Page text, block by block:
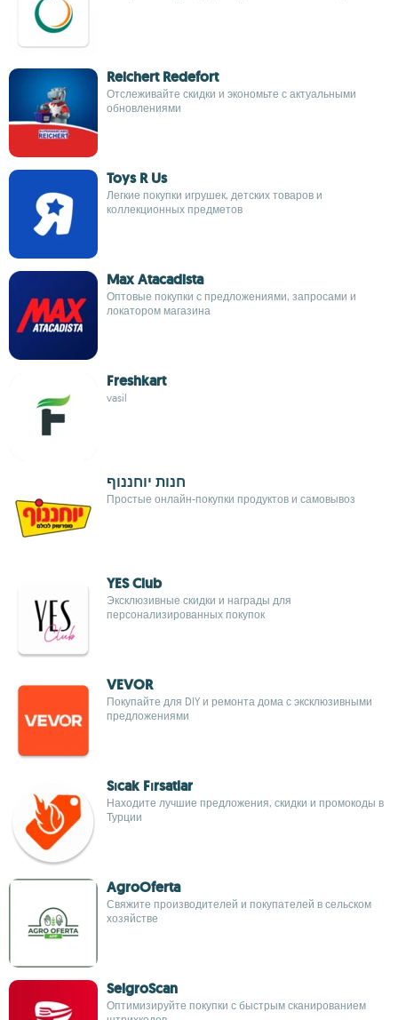
Reichert Redefort
Отслеживайте скидки и экономьте с актуальными
обновлениями
Toys R Us
Легкие покупки игрушек, детских товаров и
коллекционных предметов
Max Atacadista
Оптовые покупки с предложениями, запросами и
локатором магазина
Freshkart
vasil
חנות יוחננוף
Простые онлайн-покупки продуктов и самовывоз
YES Club
Эксклюзивные скидки и награды для
персонализированных покупок
VEVOR
Покупайте для DIY и ремонта дома с эксклюзивными
предложениями
Sıcak Fırsatlar
Находите лучшие предложения, скидки и промокоды в
Турции
AgroOferta
Свяжите производителей и покупателей в сельском
хозяйстве
SelgroScan
Оптимизируйте покупки с быстрым сканированием